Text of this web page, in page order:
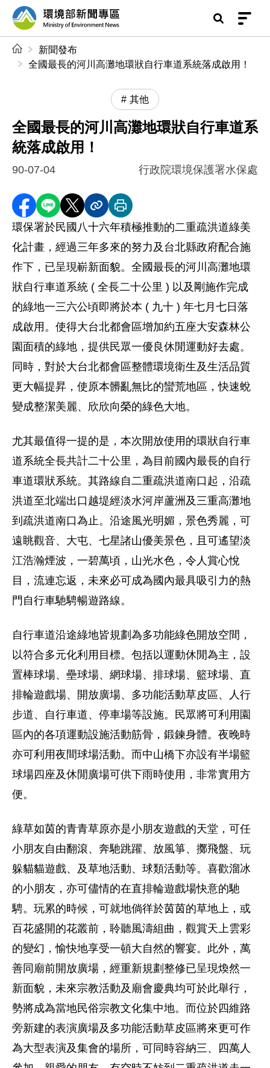
前往中央內容區塊
環境部新聞專區
新聞發布
全國最長的河川高灘地環狀自行車道系統落成啟用！
其他
全國最長的河川高灘地環狀自行車道系
統落成啟用！
90-07-04 行政院環境保護署水保處
分享至 Facebook
分享到 LINE
分享到 X分享內容連結
列印本頁
環保署於民國八十六年積極推動的二重疏洪道綠美
化計畫，經過三年多來的努力及台北縣政府配合施
作下，已呈現嶄新面貌。全國最長的河川高灘地環
狀自行車道系統 ( 全長二十公里 ) 以及剛施作完成
的綠地一三六公頃即將於本 ( 九十 ) 年七月七日落
成啟用。使得大台北都會區增加約五座大安森林公
園面積的綠地，提供民眾一優良休閒運動好去處。
同時，對於大台北都會區整體環境衛生及生活品質
更大幅提昇，使原本髒亂無比的蠻荒地區，快速蛻
變成整潔美麗、欣欣向榮的綠色大地。
尤其最值得一提的是，本次開放使用的環狀自行車
道系統全長共計二十公里，為目前國內最長的自行
車道環狀系統。其路線自二重疏洪道南口起，沿疏
洪道至北端出口越堤經淡水河岸蘆洲及三重高灘地
到疏洪道南口為止。沿途風光明媚，景色秀麗，可
遠眺觀音、大屯、七星諸山優美景色，且可遙望淡
江浩瀚煙波，一碧萬頃，山光水色，令人賞心悅
目，流連忘返，未來必可成為國內最具吸引力的熱
門自行車馳騁暢遊路線。
自行車道沿途綠地皆規劃為多功能綠色開放空間，
以符合多元化利用目標。包括以運動休閒為主，設
置棒球場、壘球場、網球場、排球場、籃球場、直
排輪遊戲場、開放廣場、多功能活動草皮區、人行
步道、自行車道、停車場等設施。民眾將可利用園
區內的各項運動設施活動筋骨，鍛鍊身體。夜晚時
亦可利用夜間球場活動。而中山橋下亦設有半場籃
球場四座及休閒廣場可供下雨時使用，非常實用方
便。
綠草如茵的青青草原亦是小朋友遊戲的天堂，可任
小朋友自由翻滾、奔馳跳躍、放風箏、擲飛盤、玩
躲貓貓遊戲、及草地活動、球類活動等。喜歡溜冰
的小朋友，亦可儘情的在直排輪遊戲場快意的馳
騁。玩累的時候，可就地倘徉於茵茵的草地上，或
百花盛開的花叢前，聆聽風濤組曲，觀賞天上雲彩
的變幻，愉快地享受一頓大自然的響宴。此外，萬
善同廟前開放廣場，經重新規劃整修已呈現煥然一
新面貌，未來宗教活動及廟會慶典均可於此舉行，
勢將成為當地民俗宗教文化集中地。而位於四維路
旁新建的表演廣場及多功能活動草皮區將來更可作
為大型表演及集會的場所，可同時容納三、四萬人